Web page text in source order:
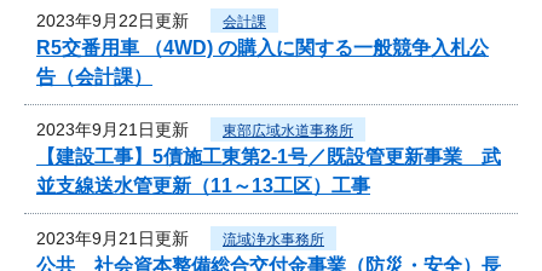
2023年9月22日更新 会計課
R5交番用車 （4WD) の購入に関する一般競争入札公
告（会計課）
2023年9月21日更新 東部広域水道事務所
【建設工事】5債施工東第2-1号／既設管更新事業 武
並支線送水管更新（11～13工区）工事
2023年9月21日更新 流域浄水事務所
公共 社会資本整備総合交付金事業（防災・安全）長